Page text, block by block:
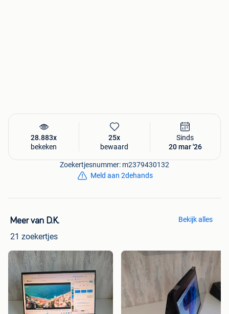
Audio jack
Webcam: Ja (met privacy shutter)
✔ Snelle SSD en vlotte prestaties
✔ Professionele en stevige behuizing
✔ Veel aansluitmogelijkheden (ideaal voor kantoor)
✔ Groot en helder Full HD scherm
✔ Perfect voor werk, school en dagelijks gebruik
28.883x
bekeken
25x
bewaard
Sinds
20 mar '26
Zoekertjesnummer: m2379430132
Meld aan 2dehands
Meer van D.K.
21 zoekertjes
Bekijk alles